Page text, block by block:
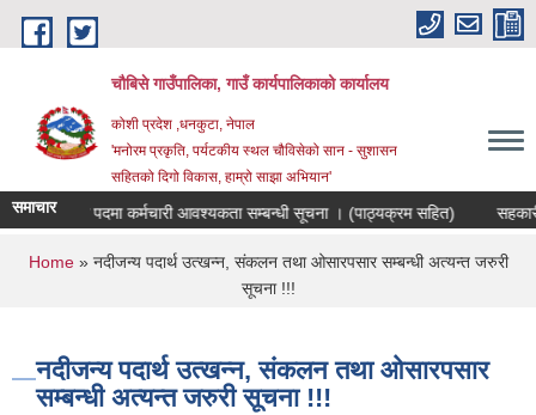
Skip to main content
चौबिसे गाउँपालिका, गाउँ कार्यपालिकाको कार्यालय
कोशी प्रदेश ,धनकुटा, नेपाल
'मनोरम प्रकृति, पर्यटकीय स्थल चौविसेको सान - सुशासन
सहितको दिगो विकास, हाम्रो साझा अभियान'
समाचारसंयोजक पदमा कर्मचारी आवश्यकता सम्बन्धी सूचना । (पाठ्यक्रम सहित)
You are here
Home» नदीजन्य पदार्थ उत्खन्न, संकलन तथा ओसारपसार सम्बन्धी अत्यन्त जरुरी
सूचना !!!
नदीजन्य पदार्थ उत्खन्न, संकलन तथा ओसारपसार
सम्बन्धी अत्यन्त जरुरी सूचना !!!